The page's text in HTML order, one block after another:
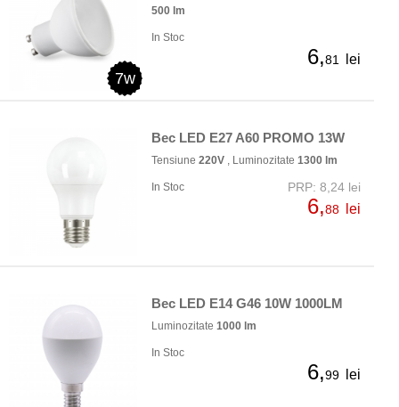
7w
500 lm
In Stoc
6,81 lei
Bec LED E27 A60 PROMO 13W
Tensiune 220V , Luminozitate 1300 lm
In Stoc PRP: 8,24 lei
6,88 lei
Bec LED E14 G46 10W 1000LM
Luminozitate 1000 lm
In Stoc
6,99 lei